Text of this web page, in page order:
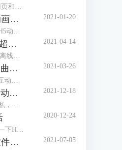
什么是H5动画？H5动画是指以网页和动画的形式，通过动画，达成与观看者、使用者之间的动态交互，减少静态死板的场景，以提升使用者的使用体验，一个好的H5动画，对于提升网页的整体效果有显著作用。
盘点那些简单易用的H5动画制作软件
现在的生活中很多方面都要用到H5动画，比如公众号的推文、电子婚礼请帖、活动邀请函等等，H5动画在我们的生活中扮演着越来越重要的角色，会做H5动画和也成为了工作技能的加分项，那么简单易用的H5动画制作软件又有哪些呢？下面我们一起来盘点两款较为常用的H5制作软件吧。
2021-01-20
收好！这款超强大、上手超简单的H5制作工具
那有什么功能齐全又易上手的H5离线制作软件吗？我给好朋友安利了一款Mac系统专用的工具—Hype，不仅支持静态的H5制作，还支持各种交互效果和物理引擎，可用于制作网页菜单、网站主页、网页游戏等，当然贺卡请柬这种分分钟的事。
2021-04-14
Hype中如何使用后方运动曲线模拟物体运行上坡的动画
在上一章节中，介绍了Hype 4交互动效制作软件中弹性运动曲线以及通过一个案例——菜单栏飞入场景的动画，讲述了弹性运动曲线动画中的效果。本章节将讲述Hype 4 HTML5创作工具后方运动曲线，以及如何使用后方运动曲线模拟物体运行上坡的动画。
2021-03-26
利用Hype制作汽车驾驶的动态路线图
在一些电视节目里，为了保护隐私，经常会使用动画来展现当前地点与目的地的行走路径，比如图1所示的简单汽车驾驶路径。
2021-12-18
本篇将为各位小伙伴们集中介绍一下H5制作软件Hype的安装与激活教程。
2020-12-24
这个好用的H5动画制作软件，你知道吗? 2021-07-05